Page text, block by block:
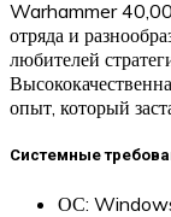
Warhammer
отряда и
любителей
опыт, который
Системные
ОС: